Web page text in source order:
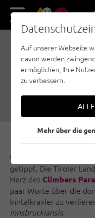
13 DE
HOMO
Region
Über die Klettergebiete
getippt. Die Tiroler
Herz des Climbers
paar Worte über die
Inntalkraxler zu
innsbruckiansis.
Auf unserer Webseite
davon werden
ermöglichen, Ihre
zu verbessern.
Mehr über die